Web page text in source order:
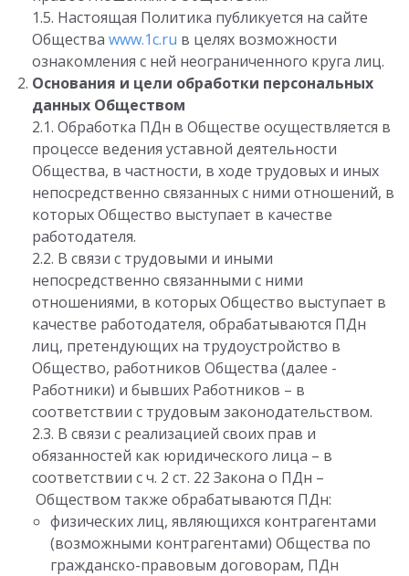
1.5. Настоящая Политика публикуется на сайте
Общества www.1c.ru в целях возможности
ознакомления с ней неограниченного круга лиц.
Основания и цели обработки персональных
данных Обществом
2.1. Обработка ПДн в Обществе осуществляется в
процессе ведения уставной деятельности
Общества, в частности, в ходе трудовых и иных
непосредственно связанных с ними отношений, в
которых Общество выступает в качестве
работодателя.
2.2. В связи с трудовыми и иными
непосредственно связанными с ними
отношениями, в которых Общество выступает в
качестве работодателя, обрабатываются ПДн
лиц, претендующих на трудоустройство в
Общество, работников Общества (далее -
Работники) и бывших Работников – в
соответствии с трудовым законодательством.
2.3. В связи с реализацией своих прав и
обязанностей как юридического лица – в
соответствии с ч. 2 ст. 22 Закона о ПДн –
Обществом также обрабатываются ПДн:
физических лиц, являющихся контрагентами
(возможными контрагентами) Общества по
гражданско-правовым договорам, ПДн